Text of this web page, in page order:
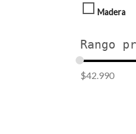
Madera
Rango
$42.990